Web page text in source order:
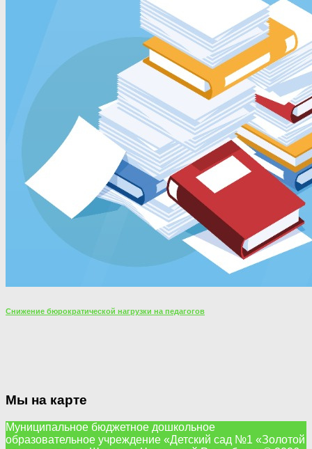
Снижение бюрократической нагрузки на педагогов
Мы на карте
Муниципальное бюджетное дошкольное
образовательное учреждение «Детский сад №1 «Золотой